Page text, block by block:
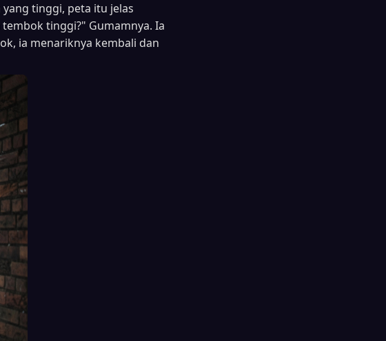
tinggi, peta itu jelas
tinggi?" Gumamnya. Ia
ia menariknya kembali dan